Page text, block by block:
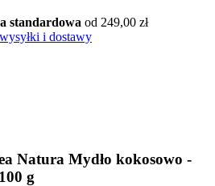
standardowa od 249,00 zł
i dostawy
Natura Mydło kokosowo -
g